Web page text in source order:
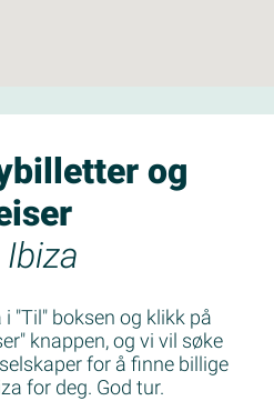
og
"Til" boksen og klikk på
knappen, og vi vil søke
for å finne billige
for deg. God tur.